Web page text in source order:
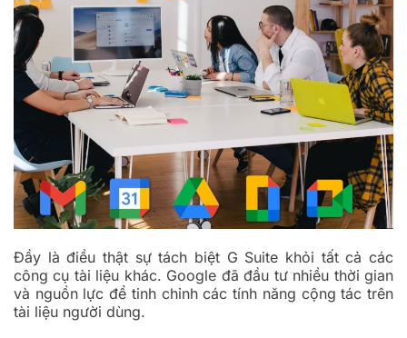
Đầy là điều thật sự tách biệt G Suite khỏi tất cả các
công cụ tài liệu khác. Google đã đầu tư nhiều thời gian
và nguồn lực để tinh chỉnh các tính năng cộng tác trên
tài liệu người dùng.